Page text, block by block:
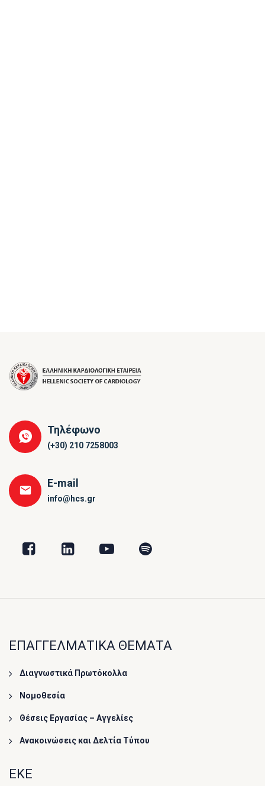
Τηλέφωνο
(+30) 210 7258003
E-mail
info@hcs.gr
ΕΠΑΓΓΕΛΜΑΤΙΚΑ ΘΕΜΑΤΑ
Διαγνωστικά Πρωτόκολλα
Νομοθεσία
Θέσεις Εργασίας – Αγγελίες
Ανακοινώσεις και Δελτία Τύπου
ΕΚΕ